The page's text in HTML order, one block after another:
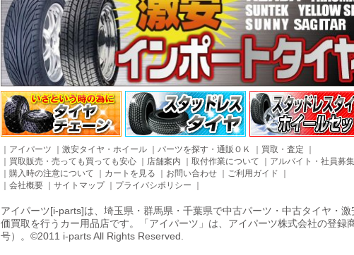
アイパーツ 激安タイヤ・ホイール パーツを探す・通販ＯＫ 買取・査定
買取販売・売っても買っても安心 店舗案内 取付作業について アルバイト・社員募集
購入時の注意について カートを見る お問い合わせ ご利用ガイド
会社概要 サイトマップ｜ プライバシポリシー
アイパーツ[i-parts]は、埼玉県・群馬県・千葉県で中古パーツ・中古タイヤ・
価買取を行うカー用品店です。「アイパーツ」は、アイパーツ株式会社の登録
号）。©2011 i-parts All Rights Reserved.